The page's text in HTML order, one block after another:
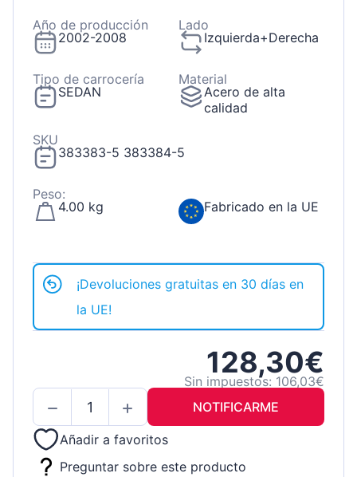
Año de producción
2002-2008
Lado
Izquierda+Derecha
Tipo de carrocería
SEDAN
Material
Acero de alta
calidad
SKU
383383-5 383384-5
Peso:
4.00 kg
Fabricado en la UE
¡Devoluciones gratuitas en 30 días en
la UE!
128,30€
Sin impuestos: 106,03€
NOTIFICARME
Añadir a favoritos
Preguntar sobre este producto